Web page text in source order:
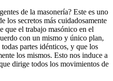
de la masonería? Este es uno
los secretos más cuidadosamente
que el trabajo masónico en el
con un mismo y único plan,
partes idénticos, y que los
los mismos. Esto nos induce a
dirige todos los movimientos de